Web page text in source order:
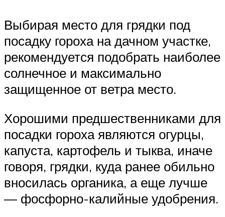
Выбирая место для грядки под
посадку гороха на дачном участке,
рекомендуется подобрать наиболее
солнечное и максимально
защищенное от ветра место.
Хорошими предшественниками для
посадки гороха являются огурцы,
капуста, картофель и тыква, иначе
говоря, грядки, куда ранее обильно
вносилась органика, а еще лучше
— фосфорно-калийные удобрения.